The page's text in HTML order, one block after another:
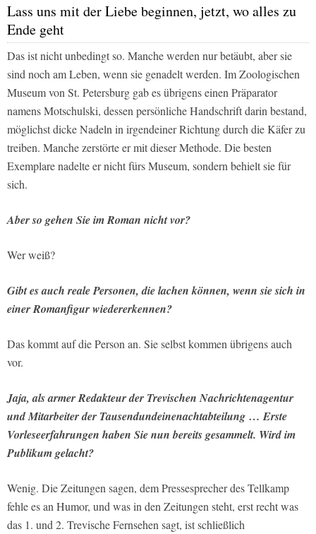
Lass uns mit der Liebe beginnen, jetzt, wo alles zu
Ende geht
Das ist nicht unbedingt so. Manche werden nur betäubt, aber sie
sind noch am Leben, wenn sie genadelt werden. Im Zoologischen
Museum von St. Petersburg gab es übrigens einen Präparator
namens Motschulski, dessen persönliche Handschrift darin bestand,
möglichst dicke Nadeln in irgendeiner Richtung durch die Käfer zu
treiben. Manche zerstörte er mit dieser Methode. Die besten
Exemplare nadelte er nicht fürs Museum, sondern behielt sie für
sich.
Aber so gehen Sie im Roman nicht vor?
Wer weiß?
Gibt es auch reale Personen, die lachen können, wenn sie sich in
einer Romanfigur wiedererkennen?
Das kommt auf die Person an. Sie selbst kommen übrigens auch
vor.
Jaja, als armer Redakteur der Trevischen Nachrichtenagentur
und Mitarbeiter der Tausendundeinenachtabteilung … Erste
Vorleseerfahrungen haben Sie nun bereits gesammelt. Wird im
Publikum gelacht?
Wenig. Die Zeitungen sagen, dem Pressesprecher des Tellkamp
fehle es an Humor, und was in den Zeitungen steht, erst recht was
das 1. und 2. Trevische Fernsehen sagt, ist schließlich